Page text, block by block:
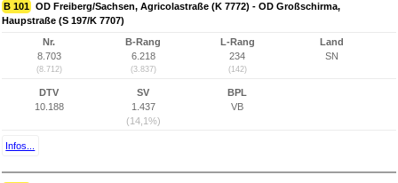
B 101 OD Freiberg/Sachsen, Agricolastraße (K 7772) - OD Großschirma,
Haupstraße (S 197/K 7707)
Nr.
8.703
(8.712)
B-Rang
6.218
(3.837)
L-Rang
234
(142)
Land
SN
DTV
10.188
SV
1.437
(14,1%)
BPL
VB
Infos...